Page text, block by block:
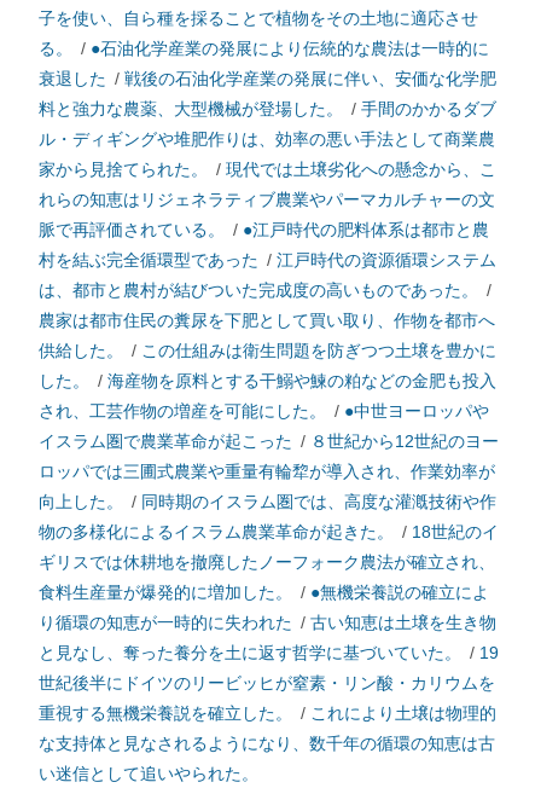
子を使い、自ら種を採ることで植物をその土地に適応させ
る。
/ ●石油化学産業の発展により伝統的な農法は一時的に
衰退した / 戦後の石油化学産業の発展に伴い、安価な化学肥
料と強力な農薬、大型機械が登場した。
/ 手間のかかるダブ
ル・ディギングや堆肥作りは、効率の悪い手法として商業農
家から見捨てられた。
/ 現代では土壌劣化への懸念から、こ
れらの知恵はリジェネラティブ農業やパーマカルチャーの文
脈で再評価されている。
/ ●江戸時代の肥料体系は都市と農
村を結ぶ完全循環型であった / 江戸時代の資源循環システム
は、都市と農村が結びついた完成度の高いものであった。
/
農家は都市住民の糞尿を下肥として買い取り、作物を都市へ
供給した。
/ この仕組みは衛生問題を防ぎつつ土壌を豊かに
した。
/ 海産物を原料とする干鰯や鰊の粕などの金肥も投入
され、工芸作物の増産を可能にした。
/ ●中世ヨーロッパや
イスラム圏で農業革命が起こった / ８世紀から12世紀のヨー
ロッパでは三圃式農業や重量有輪犂が導入され、作業効率が
向上した。
/ 同時期のイスラム圏では、高度な灌漑技術や作
物の多様化によるイスラム農業革命が起きた。
/ 18世紀のイ
ギリスでは休耕地を撤廃したノーフォーク農法が確立され、
食料生産量が爆発的に増加した。
/ ●無機栄養説の確立によ
り循環の知恵が一時的に失われた / 古い知恵は土壌を生き物
と見なし、奪った養分を土に返す哲学に基づいていた。
/ 19
世紀後半にドイツのリービッヒが窒素・リン酸・カリウムを
重視する無機栄養説を確立した。
/ これにより土壌は物理的
な支持体と見なされるようになり、数千年の循環の知恵は古
い迷信として追いやられた。